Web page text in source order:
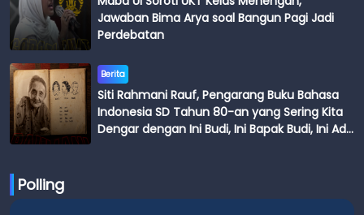
Jawaban Bima Arya soal Bangun Pagi Jadi
Perdebatan
Berita
Siti Rahmani Rauf, Pengarang Buku Bahasa
Indonesia SD Tahun 80-an yang Sering Kita
Dengar dengan Ini Budi, Ini Bapak Budi, Ini Adik
Polling